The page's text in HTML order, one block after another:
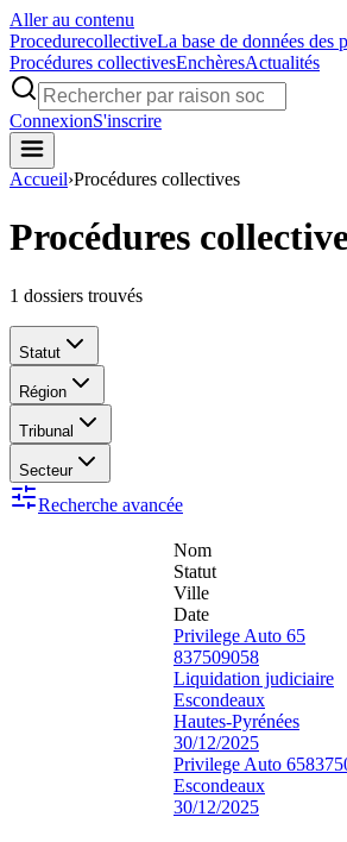
Aller au contenu
ProcedurecollectiveLa base de données des
Procédures collectivesEnchèresActualités
ConnexionS'inscrire
Accueil›Procédures collectives
Procédures
1 dossiers trouvés
Statut
Région
Tribunal
Secteur
Recherche avancée
Nom
Statut
Ville
Date
Privilege Auto 65
837509058
Liquidation judiciaire
Escondeaux
Hautes-Pyrénées
30/12/2025
Privilege Auto 65
Escondeaux
30/12/2025